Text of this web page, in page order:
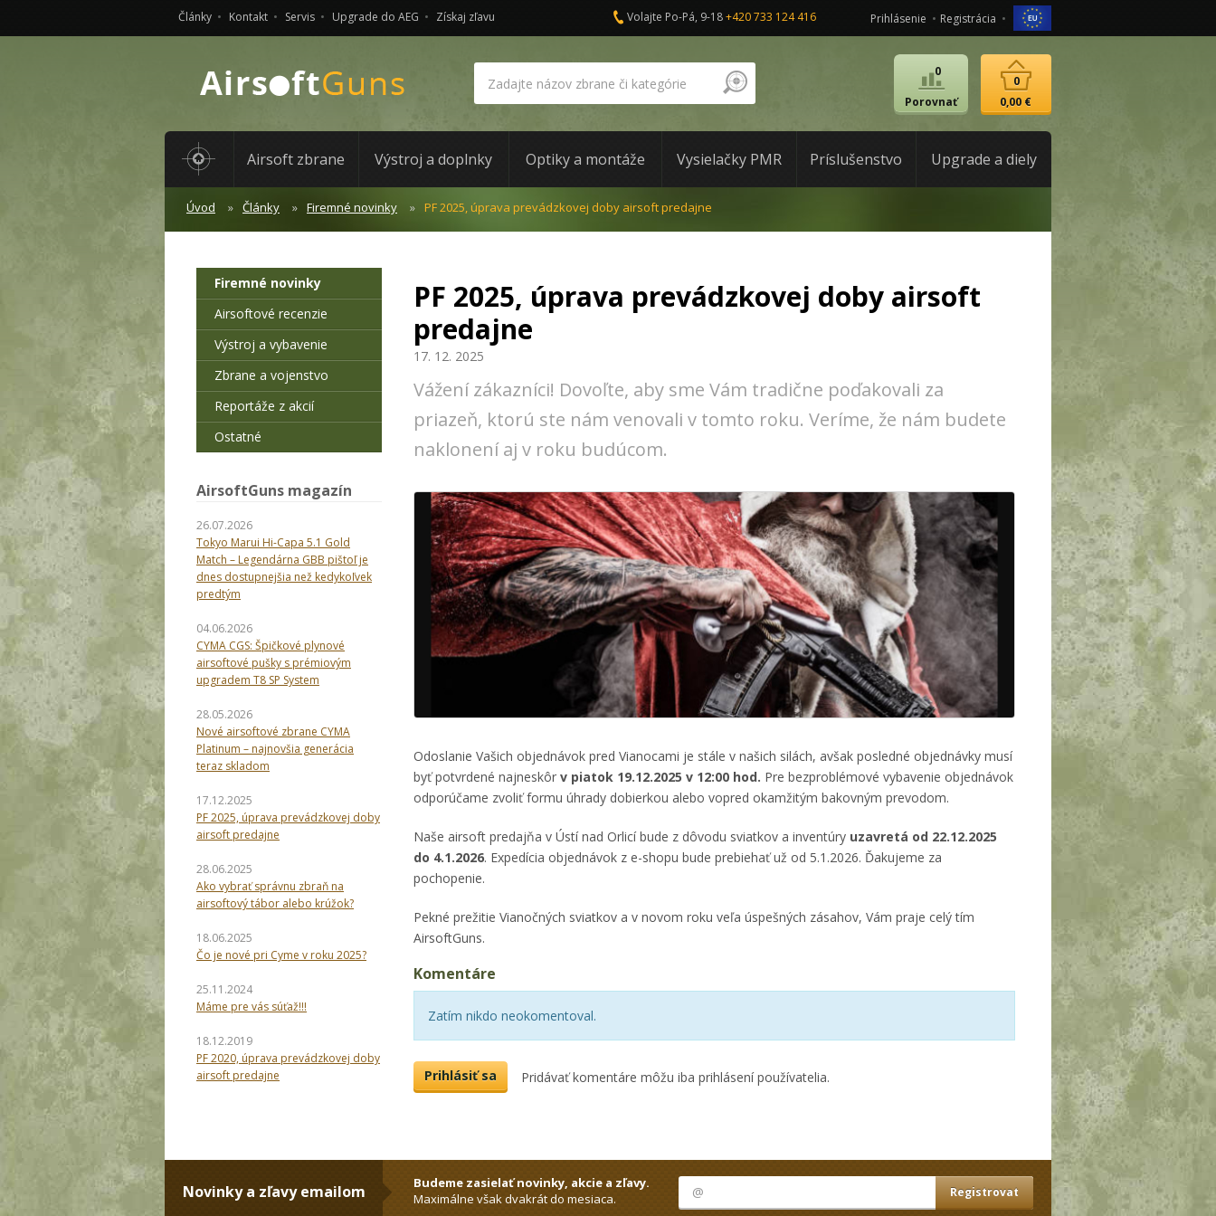
Články Kontakt Servis Upgrade do AEG Získaj zľavu Volajte Po-Pá, 9-18+420 733 124 416 Prihlásenie Registrácia
Porovnať
0
0,00 €
0
Airsoft zbrane Výstroj a doplnky Optiky a montáže Vysielačky PMR Príslušenstvo Upgrade a diely
Úvod Články Firemné novinky PF 2025, úprava prevádzkovej doby airsoft predajne
PF 2025, úprava prevádzkovej doby airsoft
predajne
17. 12. 2025
Vážení zákazníci! Dovoľte, aby sme Vám tradične poďakovali za
priazeň, ktorú ste nám venovali v tomto roku. Veríme, že nám budete
naklonení aj v roku budúcom.
Odoslanie Vašich objednávok pred Vianocami je stále v našich silách, avšak posledné objednávky musí
byť potvrdené najneskôr v piatok 19.12.2025 v 12:00 hod. Pre bezproblémové vybavenie objednávok
odporúčame zvoliť formu úhrady dobierkou alebo vopred okamžitým bakovným prevodom.
Naše airsoft predajňa v Ústí nad Orlicí bude z dôvodu sviatkov a inventúry uzavretá od 22.12.2025
do 4.1.2026. Expedícia objednávok z e-shopu bude prebiehať už od 5.1.2026. Ďakujeme za
pochopenie.
Pekné prežitie Vianočných sviatkov a v novom roku veľa úspešných zásahov, Vám praje celý tím
AirsoftGuns.
Komentáre
Zatím nikdo neokomentoval.
Pridávať komentáre môžu iba prihlásení používatelia.
Prihlásiť sa
Firemné novinky
Airsoftové recenzie
Výstroj a vybavenie
Zbrane a vojenstvo
Reportáže z akcií
Ostatné
AirsoftGuns magazín
26.07.2026
Tokyo Marui Hi-Capa 5.1 Gold
Match – Legendárna GBB pištoľ je
dnes dostupnejšia než kedykoľvek
predtým
04.06.2026
CYMA CGS: Špičkové plynové
airsoftové pušky s prémiovým
upgradem T8 SP System
28.05.2026
Nové airsoftové zbrane CYMA
Platinum – najnovšia generácia
teraz skladom
17.12.2025
PF 2025, úprava prevádzkovej doby
airsoft predajne
28.06.2025
Ako vybrať správnu zbraň na
airsoftový tábor alebo krúžok?
18.06.2025
Čo je nové pri Cyme v roku 2025?
25.11.2024
Máme pre vás súťaž!!!
18.12.2019
PF 2020, úprava prevádzkovej doby
airsoft predajne
Novinky a zľavy emailom
Budeme zasielať novinky, akcie a zľavy.
Maximálne však dvakrát do mesiaca.